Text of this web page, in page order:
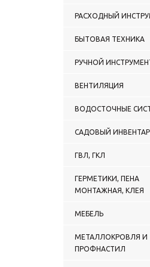
РАСХОДНЫЙ
БЫТОВАЯ ТЕХНИКА
РУЧНОЙ
ВЕНТИЛЯЦИЯ
ВОДОСТОЧНЫЕ
САДОВЫЙ
ГВЛ, ГКЛ
ГЕРМЕТИКИ, ПЕНА
МОНТАЖНАЯ, КЛЕЯ
МЕБЕЛЬ
МЕТАЛЛОКРОВЛЯ И
ПРОФНАСТИЛ